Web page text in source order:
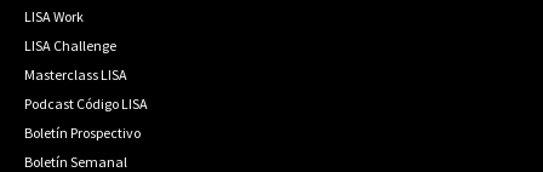
LISA Work
LISA Challenge
Masterclass LISA
Podcast Código LISA
Boletín Prospectivo
Boletín Semanal